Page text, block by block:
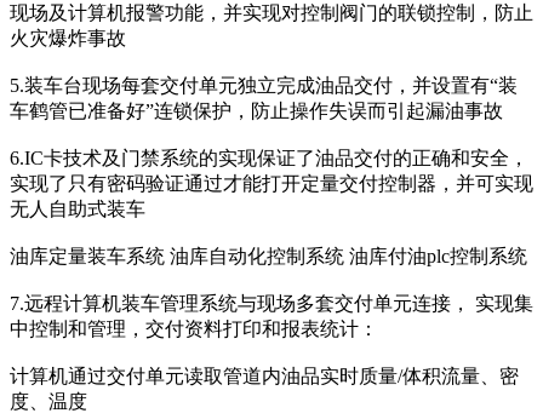
现场及计算机报警功能，并实现对控制阀门的联锁控制，防止
火灾爆炸事故
5.装车台现场每套交付单元独立完成油品交付，并设置有“装
车鹤管已准备好”连锁保护，防止操作失误而引起漏油事故
6.IC卡技术及门禁系统的实现保证了油品交付的正确和安全，
实现了只有密码验证通过才能打开定量交付控制器，并可实现
无人自助式装车
油库定量装车系统 油库自动化控制系统 油库付油plc控制系统
7.远程计算机装车管理系统与现场多套交付单元连接， 实现集
中控制和管理，交付资料打印和报表统计：
计算机通过交付单元读取管道内油品实时质量/体积流量、密
度、温度